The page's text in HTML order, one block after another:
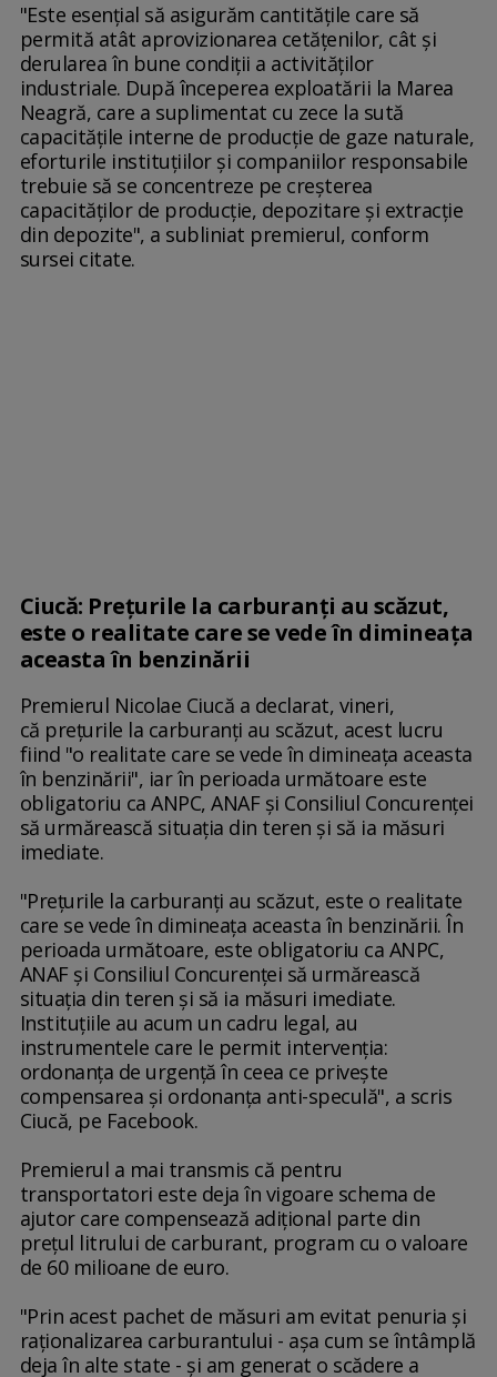
"Este esenţial să asigurăm cantităţile care să
permită atât aprovizionarea cetăţenilor, cât şi
derularea în bune condiţii a activităţilor
industriale. După începerea exploatării la Marea
Neagră, care a suplimentat cu zece la sută
capacităţile interne de producţie de gaze naturale,
eforturile instituţiilor şi companiilor responsabile
trebuie să se concentreze pe creşterea
capacităţilor de producţie, depozitare şi extracţie
din depozite", a subliniat premierul, conform
sursei citate.
Ciucă: Preţurile la carburanţi au scăzut,
este o realitate care se vede în dimineaţa
aceasta în benzinării
Premierul Nicolae Ciucă a declarat, vineri,
că preţurile la carburanţi au scăzut, acest lucru
fiind "o realitate care se vede în dimineaţa aceasta
în benzinării", iar în perioada următoare este
obligatoriu ca ANPC, ANAF şi Consiliul Concurenţei
să urmărească situaţia din teren şi să ia măsuri
imediate.
"Preţurile la carburanţi au scăzut, este o realitate
care se vede în dimineaţa aceasta în benzinării. În
perioada următoare, este obligatoriu ca ANPC,
ANAF şi Consiliul Concurenţei să urmărească
situaţia din teren şi să ia măsuri imediate.
Instituţiile au acum un cadru legal, au
instrumentele care le permit intervenţia:
ordonanţa de urgenţă în ceea ce priveşte
compensarea şi ordonanţa anti-speculă", a scris
Ciucă, pe Facebook.
Premierul a mai transmis că pentru
transportatori este deja în vigoare schema de
ajutor care compensează adiţional parte din
preţul litrului de carburant, program cu o valoare
de 60 milioane de euro.
"Prin acest pachet de măsuri am evitat penuria şi
raţionalizarea carburantului - aşa cum se întâmplă
deja în alte state - şi am generat o scădere a